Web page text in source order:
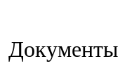
Документы